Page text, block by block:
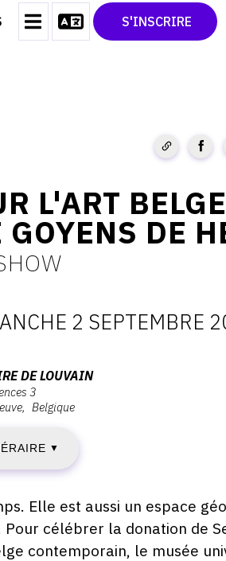
S'INSCRIRE
CONTACT
CGU
TWITTER
PINTEREST
L'ART
DE
2 SEPTEMBRE
DE LOUVAIN
3
Belgique
▼
Elle est aussi un espace
célébrer la donation de
contemporain, le musée